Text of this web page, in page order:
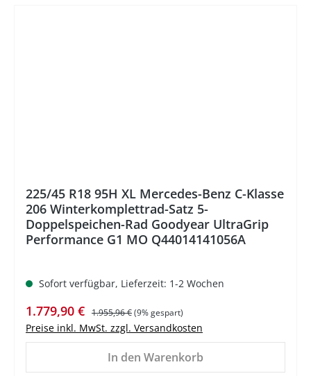
225/45 R18 95H XL Mercedes-Benz C-Klasse
206 Winterkomplettrad-Satz 5-
Doppelspeichen-Rad Goodyear UltraGrip
Performance G1 MO Q44014141056A
Sofort verfügbar, Lieferzeit: 1-2 Wochen
Verkaufspreis:
1.779,90 € Regulärer Preis:
1.955,96 €(9% gespart)
Preise inkl. MwSt. zzgl. Versandkosten
In den Warenkorb